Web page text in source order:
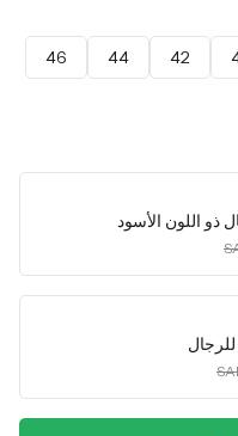
42
44
46
ذو اللون الأسود
للرجال